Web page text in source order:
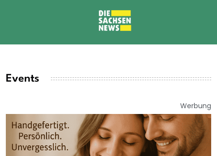
Events
Werbung